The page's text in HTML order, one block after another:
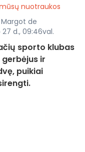
nuotraukos
Margot de
d., 09:46val.
sporto klubas
ir
puikiai